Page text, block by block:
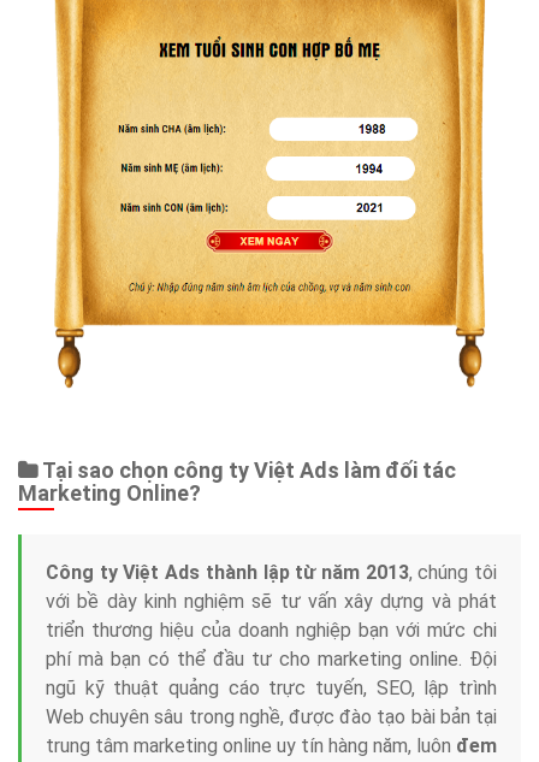
Tại sao chọn công ty Việt Ads làm đối tác
Marketing Online?
Công ty Việt Ads thành lập từ năm 2013, chúng tôi
với bề dày kinh nghiệm sẽ tư vấn xây dựng và phát
triển thương hiệu của doanh nghiệp bạn với mức chi
phí mà bạn có thể đầu tư cho marketing online. Đội
ngũ kỹ thuật quảng cáo trực tuyến, SEO, lập trình
Web chuyên sâu trong nghề, được đào tạo bài bản tại
trung tâm marketing online uy tín hàng năm, luôn đem